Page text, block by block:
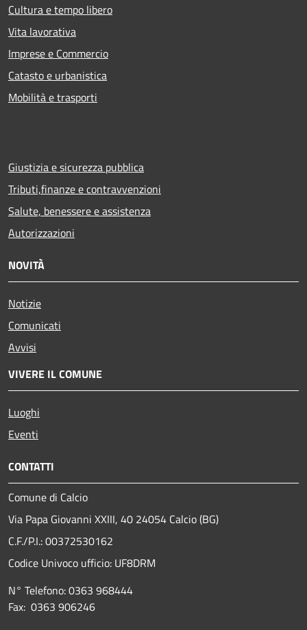
Cultura e tempo libero
Vita lavorativa
Imprese e Commercio
Catasto e urbanistica
Mobilità e trasporti
Giustizia e sicurezza pubblica
Tributi,finanze e contravvenzioni
Salute, benessere e assistenza
Autorizzazioni
NOVITÀ
Notizie
Comunicati
Avvisi
VIVERE IL COMUNE
Luoghi
Eventi
CONTATTI
Comune di Calcio
Via Papa Giovanni XXIII, 40 24054 Calcio (BG)
C.F./P.I.: 00372530162
Codice Univoco ufficio: UF8DRM
N° Telefono: 0363 968444
Fax: 0363 906246